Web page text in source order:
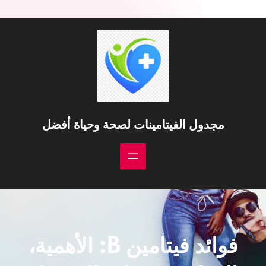
مجدول الفيتامينات لصحة وحياة أفضل
فوائد فيتامين B: الأهمية،